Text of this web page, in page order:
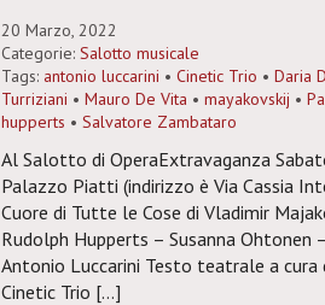
20 Marzo, 2022
Categorie: Salotto musicale
Tags: antonio luccarini • Cinetic Trio • Daria
Turriziani • Mauro De Vita • mayakovskij •
hupperts • Salvatore Zambataro
Al Salotto di OperaExtravaganza
Palazzo Piatti (indirizzo è Via Cassia
Cuore di Tutte le Cose di Vladimir
Rudolph Hupperts – Susanna Ohtonen
Antonio Luccarini Testo teatrale a
Cinetic Trio […]